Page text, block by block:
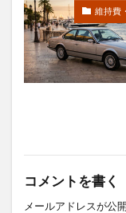
維持費
コメントを書く
メールアドレスが公